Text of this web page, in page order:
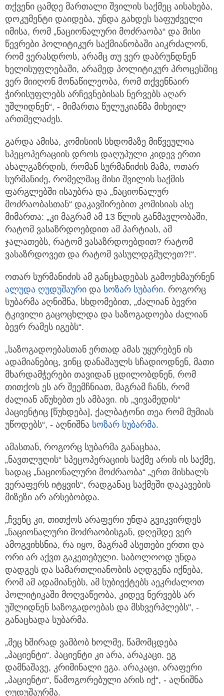
თქვენი ცამდე მართალი შვილის საქმეც აისახება,
დოკუმენტი დაიდება, უნდა გახდეს საფუძველი
იმისა, რომ „ნაციონალური მოძრაობა“ და მისი
წევრები პოლიტიკურ საქმიანობაში აიკრძალონ,
რომ ვერასდროს, არამც თუ ვერ დაბრუნდნენ
ხელისუფლებაში, არამედ პოლიტიკურ პროცესშიც
ვერ მიიღონ მონაწილეობა, რომ თქვენნაირ
ჭირისუფლებს არჩევნებისას ნერვებს აღარ
უშლიდნენ“, - მიმართა წულუკიანმა მიხეილ
ართმელაძეს.
გარდა ამისა, კომისიის სხდომაზე მიწვეულია
სპეცოპერაციის დროს დაღუპული კიდევ ერთი
ახალგაზრდის, რომან სურმანიძის მამა, ოთარ
სურმანიძე, რომელმაც მისი შვილის საქმის
ფარგლებში ისაუბრა და „ნაციონალურ
მოძრაობასთან“ დაკავშირებით კომისიას ასე
მიმართა: „კი მაგრამ ამ 13 წლის განმავლობაში,
რატომ ვასაზრდოებდით ამ პარტიას, ამ
ჯალათებს, რატომ ვასაზრდოებდით? რატომ
ვასაზრდოვეთ და რატომ ვასულდგმულეთ?!“.
ოთარ სურმანიძის ამ განცხადებას გამოეხმაურნენ
ალუდა ღუდუშაური და სოზარ სუბარი. როგორც
სუბარმა აღნიშნა, სხდომებით, „ძალიან ბევრი
ტკივილი გაცოცხლდა და საზოგადოება ძალიან
ბევრ რამეს იგებს“.
„საზოგადოებასთან ერთად ამას უყურებენ ის
ადამიანებიც, ვინც დანაშაულს სჩადიოდნენ, მათი
მხარდამჭერები თავიდან ცდილობდნენ, რომ
თითქოს ეს არ შეემჩნიათ, მაგრამ ჩანს, რომ
ძალიან აწუხებთ ეს ამბავი. ის „ვივამედის“
პაციენტიც [წუხდება], ქალბატონი თეა რომ მუმიას
უწოდებს“, - აღნიშნა სოზარ სუბარმა.
ამასთან, როგორც სუბარმა განაცხაა,
„ნავთლუღის“ სპეცოპერაციის საქმე არის ის საქმე,
სადაც „ნაციონალური მოძრაობა“ „ერთ მისხალს
ვერაფერს იტყვის“, რადგანაც საქმეში დაკავების
მიზეზი არ არსებობდა.
„ჩვენც კი, თითქოს არაფერი უნდა გვიკვირდეს
„ნაციონალური მოძრაობისგან, დღემდე ვერ
ამოგვიხსნია, რა იყო, მაგრამ ასეთები ერთი და
ორი არ აქვთ გაკეთებული. საბოლოოდ უნდა
დადგეს და სამართლიანობის აღდგენა იქნება,
რომ ამ ადამიანებს, ამ სუბიექტებს აეკრძალოთ
პოლიტიკაში მოღვაწეობა, კიდევ ნერვებს არ
უშლიდნენ საზოგადოებას და მსხვერპლებს", -
განაცხადა სუბარმა.
„მეც ხშირად ვამბობ ხოლმე, წამომცდება
„პაციენტი“. პაციენტი კი არა, არაკაცი. ეგ
დამნაშავე, კრიმინალი ეგა. არაკაცი, არაფერი
„პაციენტი“, წამოგორებული არის იქ“, - აღნიშნა
ღუდუშაურმა.